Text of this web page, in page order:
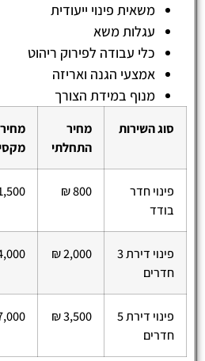
משאית פינוי ייעודית
עגלות משא
כלי עבודה לפירוק ריהוט
אמצעי הגנה ואריזה
מנוף במידת הצורך
סוג השירות
מחיר
התחלתי
מחיר
פינוי חדר
בודד
800 ₪
₪
פינוי דירת 3
חדרים
2,000 ₪
₪
פינוי דירת 5
חדרים
3,500 ₪
₪